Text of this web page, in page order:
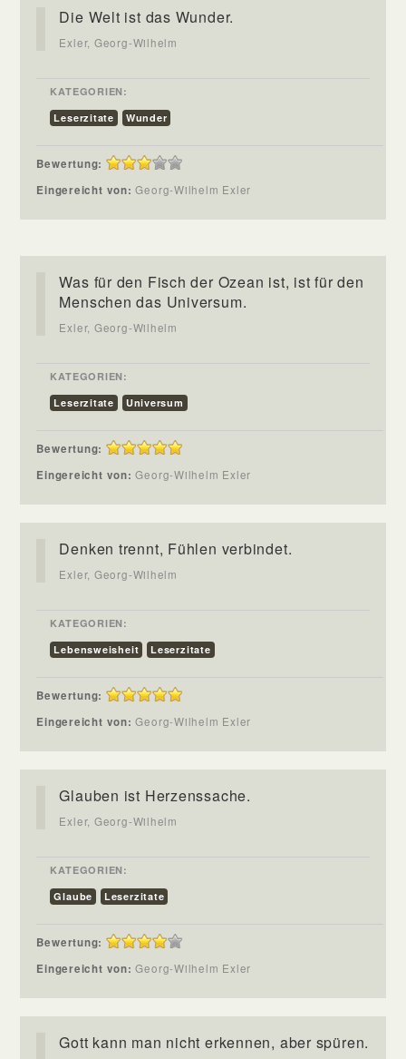
Die Welt ist das Wunder.
Exler, Georg-Wilhelm
KATEGORIEN:
Leserzitate
Wunder
Bewertung:
Eingereicht von:Georg-Wilhelm Exler
Was für den Fisch der Ozean ist, ist für den
Menschen das Universum.
Exler, Georg-Wilhelm
KATEGORIEN:
Leserzitate
Universum
Bewertung:
Eingereicht von:Georg-Wilhelm Exler
Denken trennt, Fühlen verbindet.
Exler, Georg-Wilhelm
KATEGORIEN:
Lebensweisheit
Leserzitate
Bewertung:
Eingereicht von:Georg-Wilhelm Exler
Glauben ist Herzenssache.
Exler, Georg-Wilhelm
KATEGORIEN:
Glaube
Leserzitate
Bewertung:
Eingereicht von:Georg-Wilhelm Exler
Gott kann man nicht erkennen, aber spüren.